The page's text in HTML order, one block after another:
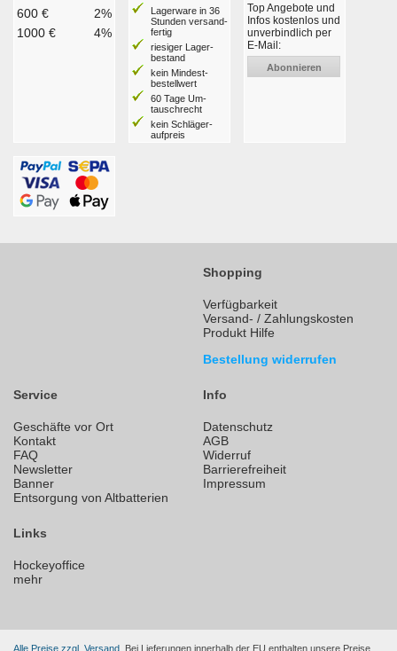
600 €
2%
1000 €
4%
Lagerware in 36
Stunden ver­sand­
fertig
riesiger Lager­
bestand
kein Mindest­
bestell­wert
60 Tage Um­
tausch­recht
kein Schläger­
aufpreis
Top Angebote und
Infos kostenlos und
unverbindlich per
E-Mail:
Abonnieren
Shopping
Verfügbarkeit
Versand- / Zahlungskosten
Produkt Hilfe
Bestellung widerrufen
Service
Geschäfte vor Ort
Kontakt
FAQ
Newsletter
Banner
Entsorgung von Altbatterien
Info
Datenschutz
AGB
Widerruf
Barrierefreiheit
Impressum
Links
Hockeyoffice
mehr
Alle Preise zzgl. Versand. Bei Lieferungen innerhalb der EU enthalten unsere Preise